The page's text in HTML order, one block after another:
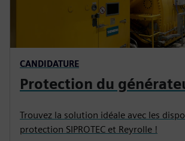
CANDIDATURE
Protection du
Trouvez la solution idéale avec les
protection SIPROTEC et Reyrolle !